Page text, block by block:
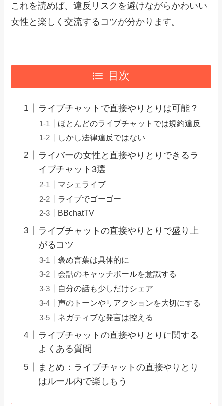
これを読めば、違反リスクを避けながらかわいい
女性と楽しく交流するコツが分かります。
目次
ライブチャットで直接やりとりは可能？
ほとんどのライブチャットでは規約違反
しかし法律違反ではない
ライバーの女性と直接やりとりできるラ
イブチャット3選
マシェライブ
ライブでゴーゴー
BBchatTV
ライブチャットの直接やりとりで盛り上
がるコツ
褒め言葉は具体的に
会話のキャッチボールを意識する
自分の話も少しだけシェア
声のトーンやリアクションを大切にする
ネガティブな発言は控える
ライブチャットの直接やりとりに関する
よくある質問
まとめ：ライブチャットの直接やりとり
はルール内で楽しもう